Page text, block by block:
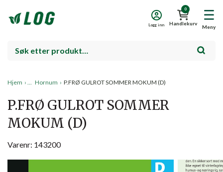
Meny
0
Handlekurv
Logg inn
Hjem › Hornum › P.FRØ GULROT SOMMER MOKUM (D)
P.FRØ GULROT SOMMER
MOKUM (D)
Varenr: 143200